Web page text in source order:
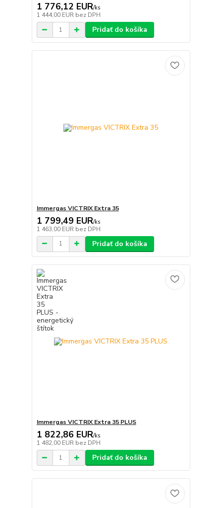
1 776,12 EUR/ks
1 444,00 EUR bez DPH
Pridať do košíka
Immergas VICTRIX Extra 35
1 799,49 EUR/ks
1 463,00 EUR bez DPH
Pridať do košíka
Immergas VICTRIX Extra 35 PLUS
1 822,86 EUR/ks
1 482,00 EUR bez DPH
Pridať do košíka